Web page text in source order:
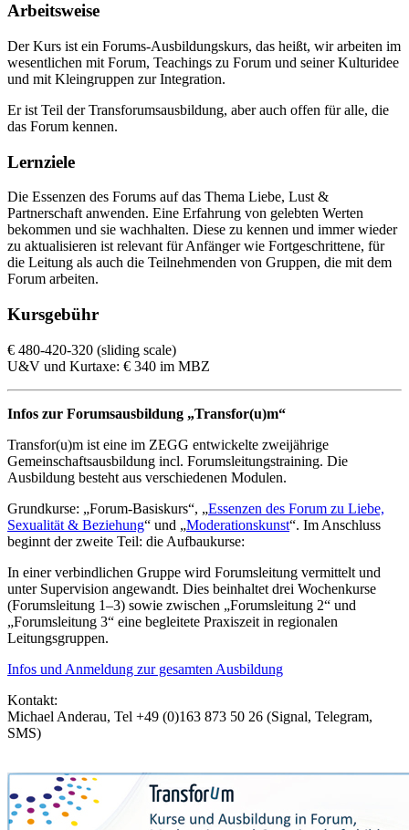
Arbeitsweise
Der Kurs ist ein Forums-Ausbildungskurs, das heißt, wir arbeiten im
wesentlichen mit Forum, Teachings zu Forum und seiner Kulturidee
und mit Kleingruppen zur Integration.
Er ist Teil der Transforumsausbildung, aber auch offen für alle, die
das Forum kennen.
Lernziele
Die Essenzen des Forums auf das Thema Liebe, Lust &
Partnerschaft anwenden. Eine Erfahrung von gelebten Werten
bekommen und sie wachhalten. Diese zu kennen und immer wieder
zu aktualisieren ist relevant für Anfänger wie Fortgeschrittene, für
die Leitung als auch die Teilnehmenden von Gruppen, die mit dem
Forum arbeiten.
Kursgebühr
€ 480-420-320 (sliding scale)
U&V und Kurtaxe: € 340 im MBZ
Infos zur Forumsausbildung „Transfor(u)m“
Transfor(u)m ist eine im ZEGG entwickelte zweijährige
Gemeinschaftsausbildung incl. Forumsleitungstraining. Die
Ausbildung besteht aus verschiedenen Modulen.
Grundkurse: „Forum-Basiskurs“, „Essenzen des Forum zu Liebe,
Sexualität & Beziehung“ und „Moderationskunst“. Im Anschluss
beginnt der zweite Teil: die Aufbaukurse:
In einer verbindlichen Gruppe wird Forumsleitung vermittelt und
unter Supervision angewandt. Dies beinhaltet drei Wochenkurse
(Forumsleitung 1–3) sowie zwischen „Forumsleitung 2“ und
„Forumsleitung 3“ eine begleitete Praxiszeit in regionalen
Leitungsgruppen.
Infos und Anmeldung zur gesamten Ausbildung
Kontakt:
Michael Anderau, Tel +49 (0)163 873 50 26 (Signal, Telegram,
SMS)